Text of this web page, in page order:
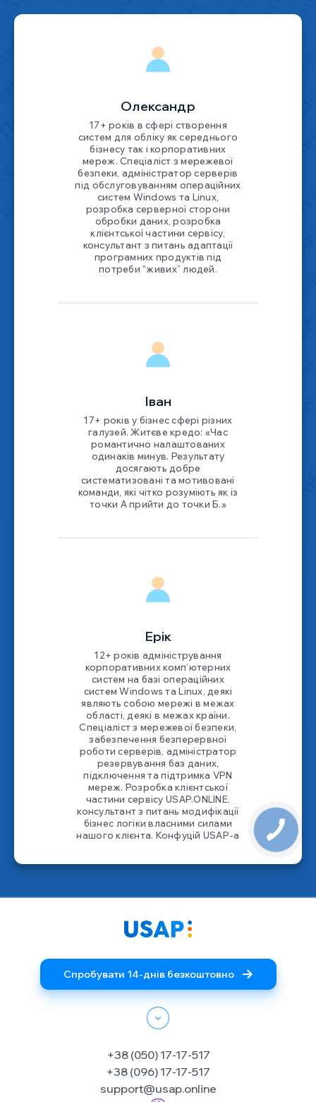
Олександр
17+ років в сфері створення
систем для обліку як середнього
бізнесу так і корпоративних
мереж. Спеціаліст з мережевої
безпеки, адміністратор серверів
під обслуговуванням операційних
систем Windows та Linux,
розробка серверної сторони
обробки даних, розробка
клієнтської частини сервісу,
консультант з питань адаптації
програмних продуктів під
потреби “живих” людей.
Іван
17+ років у бізнес сфері різних
галузей. Житєве кредо: «Час
романтично налаштованих
одинаків минув. Результату
досягають добре
систематизовані та мотивовані
команди, які чітко розуміють як із
точки А прийти до точки Б.»
Ерік
12+ років адміністрування
корпоративних комп’ютерних
систем на базі операційних
систем Windows та Linux, деякі
являють собою мережі в межах
області, деякі в межах країни.
Спеціаліст з мережевої безпеки,
забезпечення безперервної
роботи серверів, адміністратор
резервування баз даних,
підключення та підтримка VPN
мереж. Розробка клієнтської
частини сервісу USAP.ONLINE,
консультант з питань модифікації
бізнес логіки власними силами
нашого клієнта. Конфуцій USAP-а
Спробувати 14-днів безкоштовно
+38 (050) 17-17-517
+38 (096) 17-17-517
support@usap.online